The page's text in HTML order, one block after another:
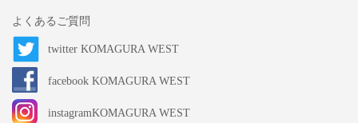
よくあるご質問
twitter KOMAGURA WEST
facebook KOMAGURA WEST
instagramKOMAGURA WEST